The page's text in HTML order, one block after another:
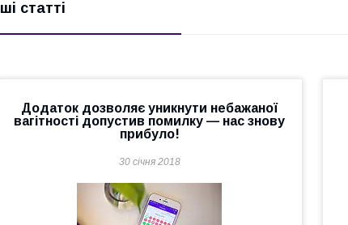
статті
Додаток дозволяє уникнути небажаної
вагітності допустив помилку — нас знову
прибуло!
30 січня 2018